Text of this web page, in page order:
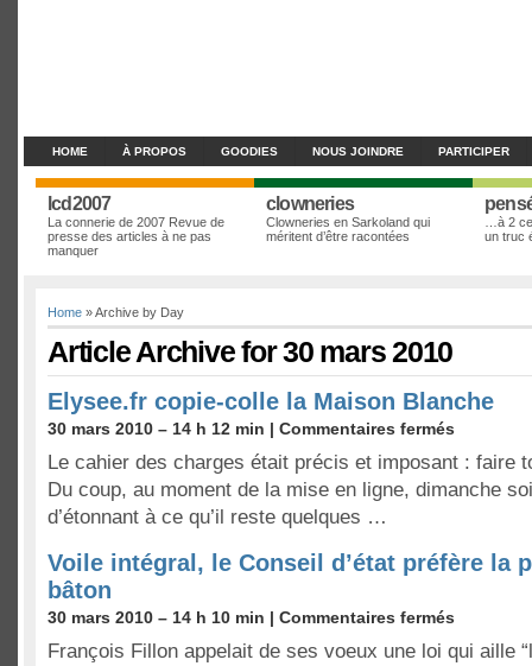
HOME À PROPOS GOODIES NOUS JOINDRE PARTICIPER
lcd2007
La connerie de 2007 Revue de
presse des articles à ne pas
manquer
clowneries
Clowneries en Sarkoland qui
méritent d’être racontées
…à 2
un truc
Home » Archive by Day
Article Archive for 30 mars 2010
Elysee.fr copie-colle la Maison Blanche
30 mars 2010 – 14 h 12 min | Commentaires fermés
Le cahier des charges était précis et imposant : faire
Du coup, au moment de la mise en ligne, dimanche
d’étonnant à ce qu’il reste quelques …
Voile intégral, le Conseil d’état préfère la
bâton
30 mars 2010 – 14 h 10 min | Commentaires fermés
François Fillon appelait de ses voeux une loi qui aille